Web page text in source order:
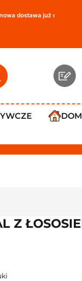
dostawa już od 119,99 zł
DOM
Z